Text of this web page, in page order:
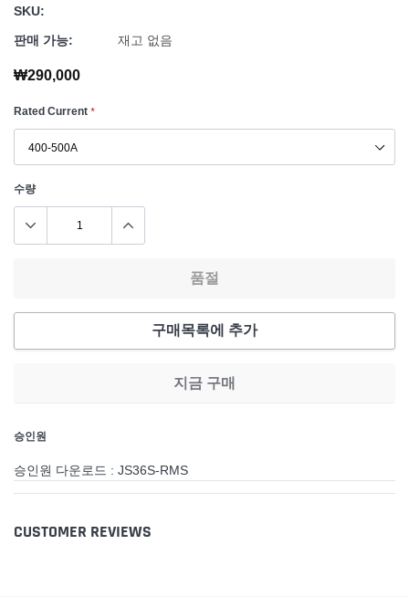
SKU:
판매 가능:
재고 없음
₩290,000
Rated Current *
수량
품절
구매목록에 추가
지금 구매
트
에
추
승인원
승인원 다운로드 : JS36S-RMS
CUSTOMER REVIEWS